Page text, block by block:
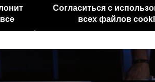
Согласиться с
всех файлов